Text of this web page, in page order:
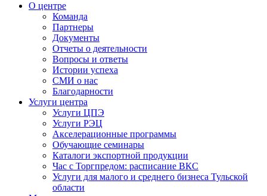
О центре
Команда
Партнеры
Документы
Отчеты о деятельности
Вопросы и ответы
Истории успеха
СМИ о нас
Благодарности
Услуги центра
Услуги ЦПЭ
Услуги РЭЦ
Акселерационные программы
Обучающие семинары
Каталоги экспортной продукции
Час с Торгпредом: расписание ВКС
Услуги для малого и среднего бизнеса Тульской
области